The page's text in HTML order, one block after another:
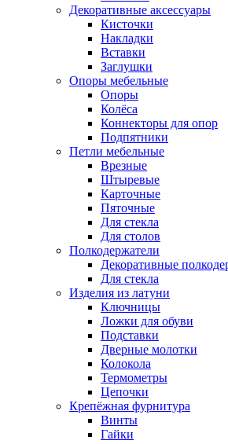
Декоративные аксессуары
Кисточки
Накладки
Вставки
Заглушки
Опоры мебельные
Опоры
Колёса
Коннекторы для опор
Подпятники
Петли мебельные
Врезные
Штыревые
Карточные
Пяточные
Для стекла
Для столов
Полкодержатели
Декоративные
Для стекла
Изделия из латуни
Ключницы
Ложки для обуви
Подставки
Дверные молотки
Колокола
Термометры
Цепочки
Крепёжная фурнитура
Винты
Гайки